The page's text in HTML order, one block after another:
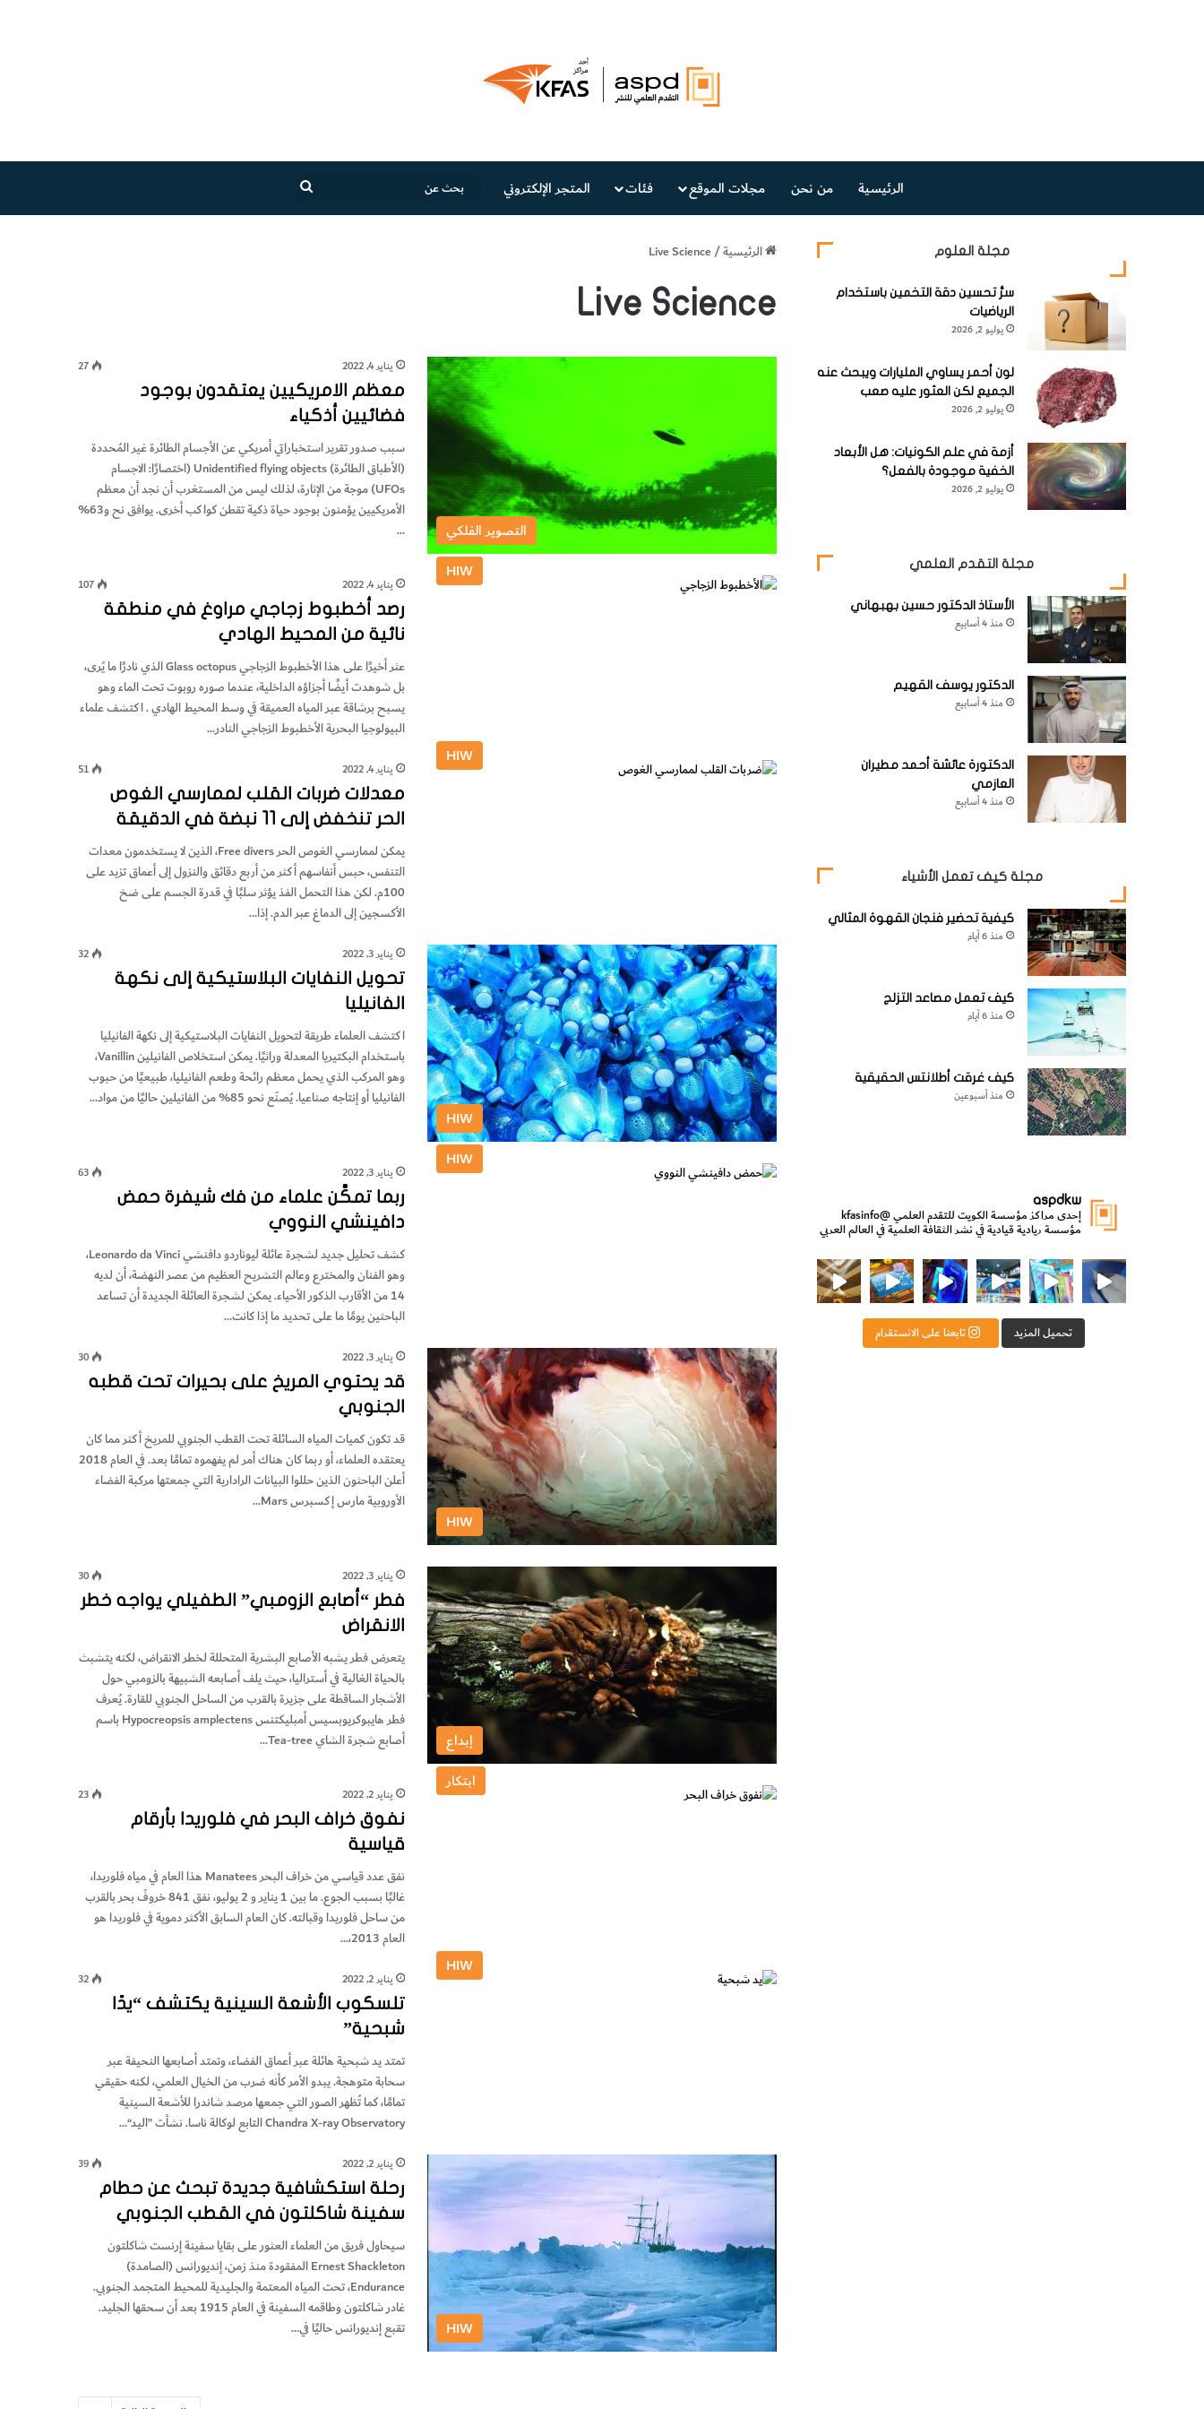
الرئيسية من نحن مجلات الموقع فئات المتجر الإلكتروني
عن
الرئيسية/
Live Science
Live Science
التصوير الفلكي
يناير 4, 2022 27
معظم الامريكيين يعتقدون بوجود
فضائيين أذكياء
سبب صدور تقرير استخباراتي أمريكي عن الأجسام الطائرة غير المُحددة
(الأطباق الطائرة) Unidentified flying objects (اختصارًا: الاجسام
UFOs) موجة من الإثارة، لذلك ليس من المستغرب أن نجد أن معظم
الأمريكيين يؤمنون بوجود حياة ذكية تقطن كواكب أخرى. يوافق نح و63%
…
HIW
يناير 4, 2022 107
رصد أخطبوط زجاجي مراوغ في منطقة
نائية من المحيط الهادي
عثر أخيرًا على هذا الأخطبوط الزجاجي Glass octopus الذي نادرًا ما يُرى،
بل شوهدت أيضًا أجزاؤه الداخلية، عندما صوره روبوت تحت الماء وهو
يسبح برشاقة عبر المياه العميقة في وسط المحيط الهادي . اكتشف علماء
البيولوجيا البحرية الأخطبوط الزجاجي النادر…
HIW
يناير 4, 2022 51
معدلات ضربات القلب لممارسي الغوص
الحر تنخفض إلى 11 نبضة في الدقيقة
يمكن لممارسي الغوص الحر Free divers، الذين لا يستخدمون معدات
التنفس، حبس أنفاسهم أكثر من أربع دقائق والنزول إلى أعماق تزيد على
100م. لكن هذا التحمل الفذ يؤثر سلبًا في قدرة الجسم على ضخ
الأكسجين إلى الدماغ عبر الدم. إذا…
HIW
يناير 3, 2022 32
تحويل النفايات البلاستيكية إلى نكهة
الفانيليا
اكتشف العلماء طريقة لتحويل النفايات البلاستيكية إلى نكهة الفانيليا
باستخدام البكتيريا المعدلة وراثيًا. يمكن استخلاص الفانيلين Vanillin،
وهو المركب الذي يحمل معظم رائحة وطعم الفانيليا، طبيعيًا من حبوب
الفانيليا أو إنتاجه صناعيا. يُصنَع نحو 85% من الفانيلين حاليًا من مواد…
HIW
يناير 3, 2022 63
ربما تمكَّن علماء من فك شيفرة حمض
دافينشي النووي
كشف تحليل جديد لشجرة عائلة ليوناردو دافنشي Leonardo da Vinci،
وهو الفنان والمخترع وعالم التشريح العظيم من عصر النهضة، أن لديه
14 من الأقارب الذكور الأحياء. يمكن لشجرة العائلة الجديدة أن تساعد
الباحثين يومًا ما على تحديد ما إذا كانت…
HIW
يناير 3, 2022 30
قد يحتوي المريخ على بحيرات تحت قطبه
الجنوبي
قد تكون كميات المياه السائلة تحت القطب الجنوبي للمريخ أكثر مما كان
يعتقده العلماء، أو ربما كان هناك أمر لم يفهموه تمامًا بعد. في العام 2018
أعلن الباحثون الذين حللوا البيانات الرادارية التي جمعتها مركبة الفضاء
الأوروبية مارس إكسبرس Mars…
إبداع
يناير 3, 2022 30
فطر “أصابع الزومبي” الطفيلي يواجه خطر
الانقراض
يتعرض فطر يشبه الأصابع البشرية المتحللة لخطر الانقراض، لكنه يتشبث
بالحياة الغالية في أستراليا، حيث يلف أصابعه الشبيهة بالزومبي حول
الأشجار الساقطة على جزيرة بالقرب من الساحل الجنوبي للقارة. يُعرف
فطر هايبوكريوبسيس أمبليكتنس Hypocreopsis amplectens باسم
أصابع شجرة الشاي Tea-tree…
ابتكار
يناير 2, 2022 23
نفوق خراف البحر في فلوريدا بأرقام
قياسية
نفق عدد قياسي من خراف البحر Manatees هذا العام في مياه فلوريدا،
غالبًا بسبب الجوع. ما بين 1 يناير و 2 يوليو، نفق 841 خروفَ بحر بالقرب
من ساحل فلوريدا وقبالته. كان العام السابق الأكثر دموية في فلوريدا هو
العام 2013،…
HIW
يناير 2, 2022 32
تلسكوب الأشعة السينية يكتشف “يدًا
شبحية”
تمتد يد شبحية هائلة عبر أعماق الفضاء، وتمتد أصابعها النحيفة عبر
سحابة متوهجة. يبدو الأمر كأنه ضرب من الخيال العلمي، لكنه حقيقي
تمامًا، كما تُظهر الصور التي جمعها مرصد شاندرا للأشعة السينية
Chandra X-ray Observatory التابع لوكالة ناسا. نشأت ”اليد“…
HIW
يناير 2, 2022 39
رحلة استكشافية جديدة تبحث عن حطام
سفينة شاكلتون في القطب الجنوبي
سيحاول فريق من العلماء العثور على بقايا سفينة إرنست شاكلتون
Ernest Shackleton المفقودة منذ زمن، إنديورانس (الصامدة)
Endurance، تحت المياه المعتمة والجليدية للمحيط المتجمد الجنوبي.
غادر شاكلتون وطاقمه السفينة في العام 1915 بعد أن سحقها الجليد.
تقبع إنديورانس حاليًا في…
مجلة العلوم
سرُّ تحسين دقة التخمين باستخدام
الرياضيات
يوليو 2, 2026
لون أحمر يساوي المليارات ويبحث عنه
الجميع لكن العثور عليه صعب
يوليو 2, 2026
أزمة في علم الكونيات: هل الأبعاد
الخفية موجودة بالفعل؟
يوليو 2, 2026
مجلة التقدم العلمي
الأستاذ الدكتور حسين بهبهاني
منذ 4 أسابيع
الدكتور يوسف القهيم
منذ 4 أسابيع
الدكتورة عائشة أحمد مطيران
العازمي
منذ 4 أسابيع
مجلة كيف تعمل الأشياء
كيفية تحضير فنجان القهوة المثالي
منذ 6 أيام
كيف تعمل مصاعد التزلج
منذ 6 أيام
كيف غرقت أطلانتس الحقيقية
منذ أسبوعين
aspdkw
إحدى مراكز مؤسسة الكويت للتقدم العلمي@kfasinfo
مؤسسة ريادية قيادية في نشر الثقافة العلمية في العالم العربي
ووزير الدولة لشؤون الش
من الأعماق نكتشف ومن الكتب نتعلّم⁨ رجعنا! ما كنّا بعيد! مجهزين لكم كل جديد!⁩
تحميل المزيد تابعنا على الانستقرام